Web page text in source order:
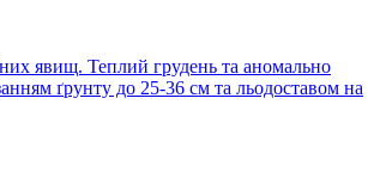
явищ. Теплий грудень та аномально
ґрунту до 25-36 см та льодоставом на